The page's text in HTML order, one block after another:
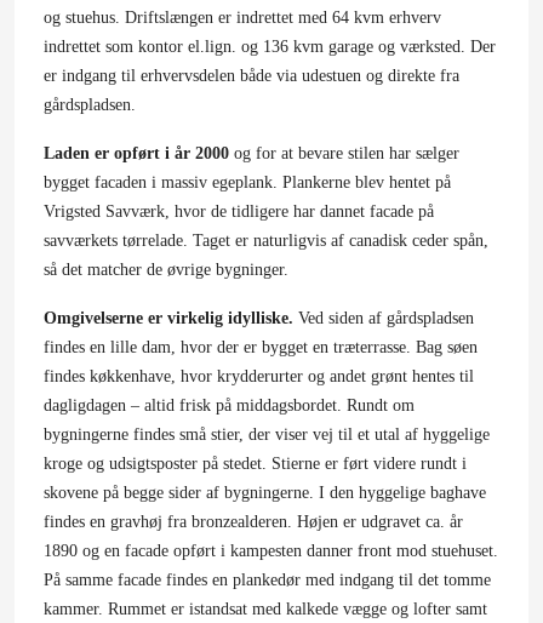
og stuehus. Driftslængen er indrettet med 64 kvm erhverv
indrettet som kontor el.lign. og 136 kvm garage og værksted. Der
er indgang til erhvervsdelen både via udestuen og direkte fra
gårdspladsen.
Laden er opført i år 2000 og for at bevare stilen har sælger
bygget facaden i massiv egeplank. Plankerne blev hentet på
Vrigsted Savværk, hvor de tidligere har dannet facade på
savværkets tørrelade. Taget er naturligvis af canadisk ceder spån,
så det matcher de øvrige bygninger.
Omgivelserne er virkelig idylliske. Ved siden af gårdspladsen
findes en lille dam, hvor der er bygget en træterrasse. Bag søen
findes køkkenhave, hvor krydderurter og andet grønt hentes til
dagligdagen – altid frisk på middagsbordet. Rundt om
bygningerne findes små stier, der viser vej til et utal af hyggelige
kroge og udsigtsposter på stedet. Stierne er ført videre rundt i
skovene på begge sider af bygningerne. I den hyggelige baghave
findes en gravhøj fra bronzealderen. Højen er udgravet ca. år
1890 og en facade opført i kampesten danner front mod stuehuset.
På samme facade findes en plankedør med indgang til det tomme
kammer. Rummet er istandsat med kalkede vægge og lofter samt